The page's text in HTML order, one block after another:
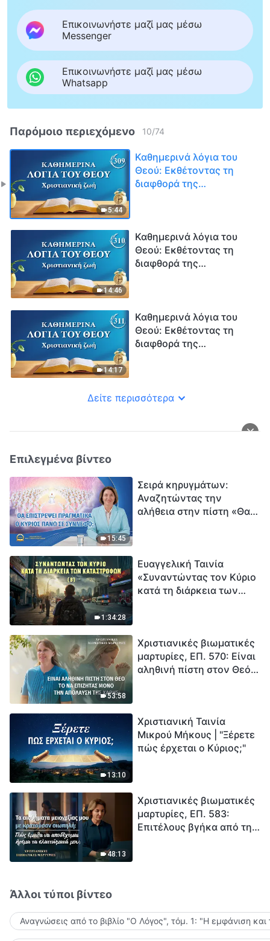
Επικοινωνήστε μαζί μας μέσω
Messenger
Επικοινωνήστε μαζί μας μέσω
Whatsapp
Παρόμοιο περιεχόμενο 10/74
5:44
Καθημερινά λόγια του
Θεού: Εκθέτοντας τη
διαφθορά της
14:46
Καθημερινά λόγια του
Θεού: Εκθέτοντας τη
διαφθορά της
14:17
Καθημερινά λόγια του
Θεού: Εκθέτοντας τη
διαφθορά της
Δείτε περισσότερα
Επιλεγμένα βίντεο
15:45
Σειρά κηρυγμάτων:
Αναζητώντας την
αλήθεια στην πίστη «Θα
1:34:28
Ευαγγελική Ταινία
«Συναντώντας τον Κύριο
κατά τη διάρκεια των
εξαφάνισης». Οι
καταστροφές χτυπούν.
Ξεκινά η αντίστροφη
53:58
Χριστιανικές βιωματικές
μαρτυρίες, ΕΠ. 570: Είναι
αληθινή πίστη στον Θεό
13:10
Χριστιανική Ταινία
Μικρού Μήκους | "Ξέρετε
πώς έρχεται ο Κύριος;"
48:13
Χριστιανικές βιωματικές
μαρτυρίες, ΕΠ. 583:
Επιτέλους βγήκα από τη
Άλλοι τύποι βίντεο
Αναγνώσεις από το βιβλίο "Ο Λόγος", τόμ. 1: "Η εμφάνιση